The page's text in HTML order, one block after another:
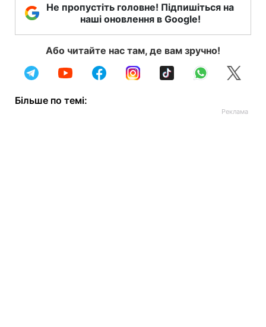
Не пропустіть головне! Підпишіться на
наші оновлення в Google!
Або читайте нас там, де вам зручно!
Більше по темі: